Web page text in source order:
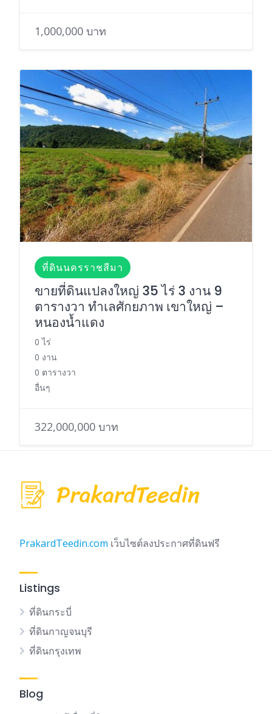
1,000,000 บาท
ที่ดินนครราชสีมา
ขายที่ดินแปลงใหญ่ 35 ไร่ 3 งาน 9
ตารางวา ทำเลศักยภาพ เขาใหญ่ –
หนองน้ำแดง
0 ไร่
0 งาน
0 ตารางวา
อื่นๆ
322,000,000 บาท
PrakardTeedin.com เว็บไซต์ลงประกาศที่ดินฟรี
Listings
ที่ดินกระบี่
ที่ดินกาญจนบุรี
ที่ดินกรุงเทพ
Blog